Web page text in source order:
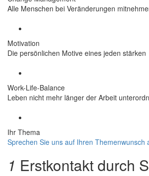
Alle Menschen bei Veränderungen
Motivation
Die persönlichen Motive eines jeden stärken
Work-Life-Balance
Leben nicht mehr länger der Arbeit
Ihr Thema
Sprechen Sie uns auf Ihren Themenwunsch
1 Erstkontakt durch